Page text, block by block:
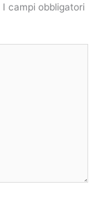
I campi obbligatori